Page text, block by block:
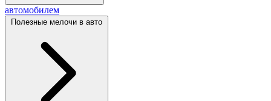
автомобилем
Полезные мелочи в авто